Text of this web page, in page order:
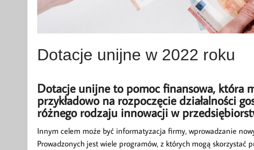
Dotacje unijne w 2022 roku
Dotacje unijne to pomoc finansowa, która
przykładowo na rozpoczęcie działalności
różnego rodzaju innowacji w
Innym celem może być informatyzacja firmy, wprowadzanie
Prowadzonych jest wiele programów, z których mogą skorzystać